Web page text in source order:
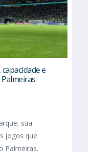
e
sua
jogos que
Palmeiras.